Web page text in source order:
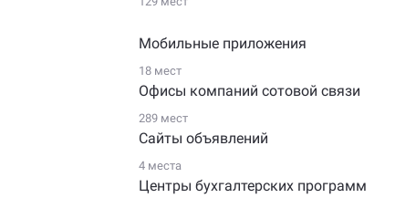
Мобильные приложения
18 мест
Офисы компаний сотовой связи
289 мест
Сайты объявлений
4 места
Центры бухгалтерских программ